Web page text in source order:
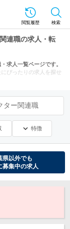
閲覧履歴 検索
連職の求人・転
求人一覧ページです。
ぴったりの求人を探せ
ター関連職
特徴
県以外でも
募集中の求人